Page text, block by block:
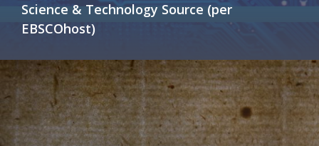
Science & Technology Source (per
EBSCOhost)